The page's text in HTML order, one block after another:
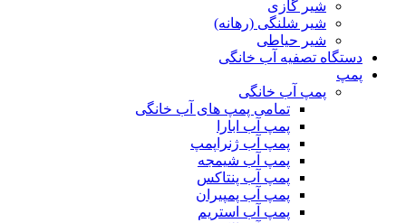
شیر گازی
شیر شلنگی (رهانه)
شیر حیاطی
دستگاه تصفیه آب خانگی
پمپ
پمپ آب خانگی
تمامی پمپ های آب خانگی
پمپ آب ابارا
پمپ آب ژنراپمپ
پمپ آب شیمجه
پمپ آب پنتاکس
پمپ آب پمپیران
پمپ آب استریم